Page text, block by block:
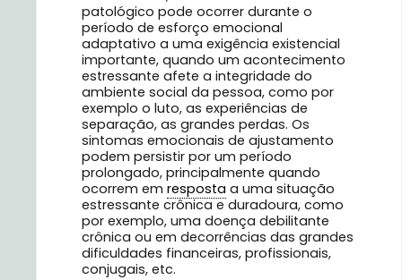
patológico pode ocorrer durante o
período de esforço emocional
adaptativo a uma exigência existencial
importante, quando um acontecimento
estressante afete a integridade do
ambiente social da pessoa, como por
exemplo o luto, as experiências de
separação, as grandes perdas. Os
sintomas emocionais de ajustamento
podem persistir por um período
prolongado, principalmente quando
ocorrem em resposta a uma situação
estressante crônica e duradoura, como
por exemplo, uma doença debilitante
crônica ou em decorrências das grandes
dificuldades financeiras, profissionais,
conjugais, etc.